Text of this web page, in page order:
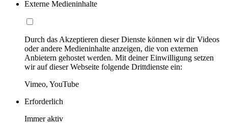
Externe Medieninhalte
Durch das Akzeptieren dieser Dienste können wir dir Videos
oder andere Medieninhalte anzeigen, die von externen
Anbietern gehostet werden. Mit deiner Einwilligung setzen
wir auf dieser Webseite folgende Drittdienste ein:
Vimeo, YouTube
Erforderlich
Immer aktiv